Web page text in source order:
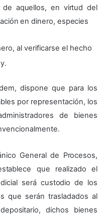
de aquellos, en virtud del
en dinero, especies
al verificarse el hecho
dispone que para los
por representación, los
de bienes
General de Procesos,
que realizado el
será custodio de los
que serán trasladados al
dichos bienes